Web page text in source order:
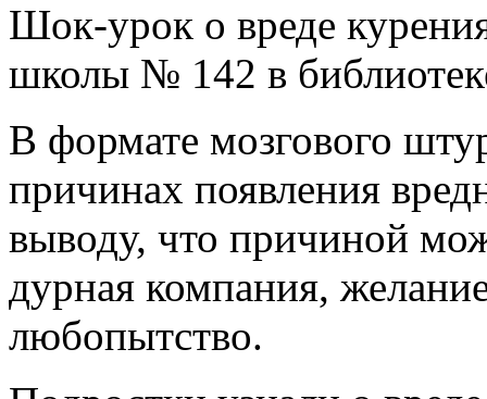
Шок-урок о вреде
школы № 142 в
В формате мозгового
причинах появления
выводу, что причиной
дурная компания,
любопытство.